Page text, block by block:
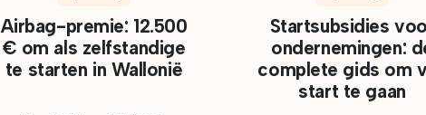
Airbag-premie: 12.500
€ om als zelfstandige
te starten in Wallonië
Startsubsidies
ondernemingen:
complete gids om
start te gaan